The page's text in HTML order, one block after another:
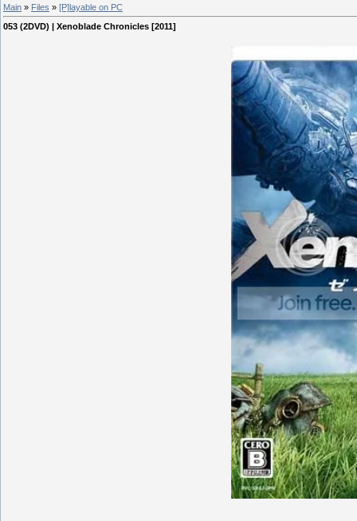
Main » Files » [P]layable on PC
053 (2DVD) | Xenoblade Chronicles [2011]